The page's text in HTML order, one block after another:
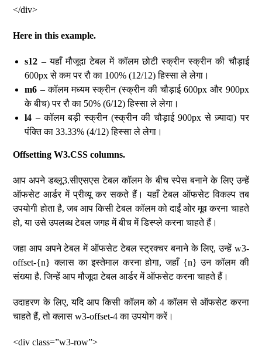
</div>
Here in this example.
s12 – यहाँ मौजूदा टेबल में कॉलम छोटी स्क्रीन स्क्रीन की चौड़ाई
600px से कम पर रौ का 100% (12/12) हिस्सा ले लेगा।
m6 – कॉलम मध्यम स्क्रीन (स्क्रीन की चौड़ाई 600px और 900px
के बीच) पर रौ का 50% (6/12) हिस्सा ले लेगा।
l4 – कॉलम बड़ी स्क्रीन (स्क्रीन की चौड़ाई 900px से ज़्यादा) पर
पंक्ति का 33.33% (4/12) हिस्सा ले लेगा।
Offsetting W3.CSS columns.
आप अपने डब्लू3.सीएसएस टेबल कॉलम के बीच स्पेस बनाने के लिए उन्हें
ऑफसेट आर्डर में प्रीव्यू कर सकते हैं। यहाँ टेबल ऑफसेट विकल्प तब
उपयोगी होता है, जब आप किसी टेबल कॉलम को दाईं ओर मूव करना चाहते
हो, या उसे उपलब्ध टेबल जगह में बीच में डिस्प्ले करना चाहते हैं।
जहा आप अपने टेबल में ऑफसेट टेबल स्ट्रक्चर बनाने के लिए, उन्हें w3-
offset-{n} क्लास का इस्तेमाल करना होगा, जहाँ {n} उन कॉलम की
संख्या है. जिन्हें आप मौजूदा टेबल आर्डर में ऑफसेट करना चाहते हैं।
उदाहरण के लिए, यदि आप किसी कॉलम को 4 कॉलम से ऑफसेट करना
चाहते हैं, तो क्लास w3-offset-4 का उपयोग करें।
<div class=”w3-row”>